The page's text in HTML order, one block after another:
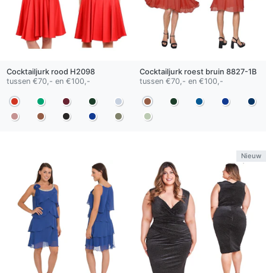
Cocktailjurk rood H2098
tussen €70,- en €100,-
Cocktailjurk roest bruin 8827-1B
tussen €70,- en €100,-
Nieuw